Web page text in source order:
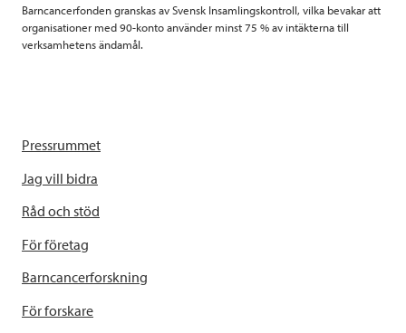
Barncancerfonden granskas av Svensk Insamlingskontroll, vilka bevakar att
organisationer med 90-konto använder minst 75 % av intäkterna till
verksamhetens ändamål.
Pressrummet
Jag vill bidra
Råd och stöd
För företag
Barncancerforskning
För forskare